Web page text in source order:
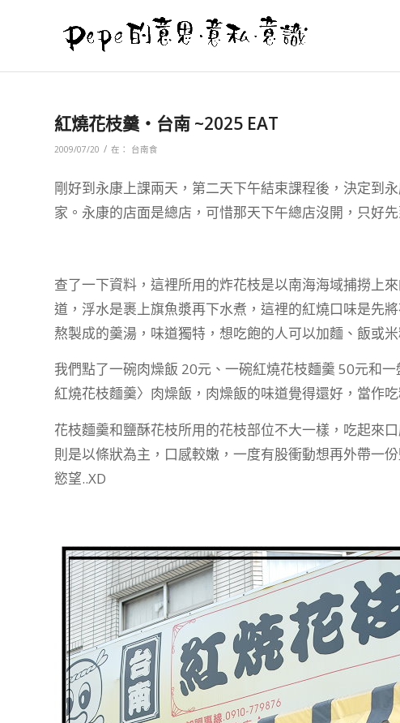
紅燒花枝羹‧台南 ~2025 EAT
2009/07/20 / 在： 台南食
剛好到永康上課兩天，第二天下午結束課程後，決定到
家。永康的店面是總店，可惜那天下午總店沒開，只好
查了一下資料，這裡所用的炸花枝是以南海海域捕撈上
道，浮水是裹上旗魚漿再下水煮，這裡的紅燒口味是先
熬製成的羹湯，味道獨特，想吃飽的人可以加麵、飯或
我們點了一碗肉燥飯 20元、一碗紅燒花枝麵羹 50元和
紅燒花枝麵羹〉肉燥飯，肉燥飯的味道覺得還好，當作
花枝麵羹和鹽酥花枝所用的花枝部位不大一樣，吃起來
則是以條狀為主，口感較嫩，一度有股衝動想再外帶一
慾望..XD